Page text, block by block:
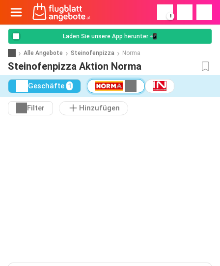
!
Laden Sie unsere App herunter 📲
Alle Angebote Steinofenpizza Norma
Steinofenpizza Aktion Norma
Geschäfte 1
Filter Hinzufügen